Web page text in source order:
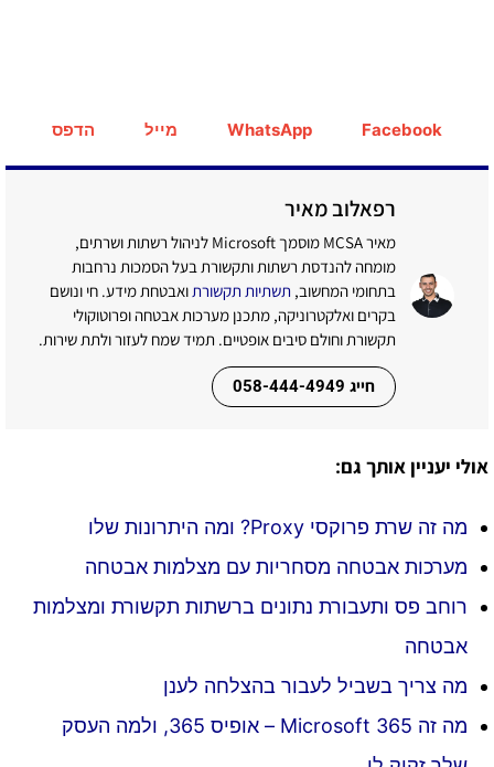
Facebook
WhatsApp מייל הדפס
רפאלוב מאיר
מאיר MCSA מוסמך Microsoft לניהול רשתות ושרתים,
מומחה להנדסת רשתות ותקשורת בעל הסמכות נרחבות
בתחומי המחשוב, תשתיות תקשורתואבטחת מידע. חי ונושם
בקרים ואלקטרוניקה, מתכנן מערכות אבטחה ופרוטוקולי
תקשורת וחולם סיבים אופטיים. תמיד שמח לעזור ולתת שירות.
חייג 058-444-4949
אולי יעניין אותך גם:
מה זה שרת פרוקסי Proxy? ומה היתרונות שלו
מערכות אבטחה מסחריות עם מצלמות אבטחה
רוחב פס ותעבורת נתונים ברשתות תקשורת ומצלמות
אבטחה
מה צריך בשביל לעבור בהצלחה לענן
מה זה Microsoft 365 – אופיס 365, ולמה העסק